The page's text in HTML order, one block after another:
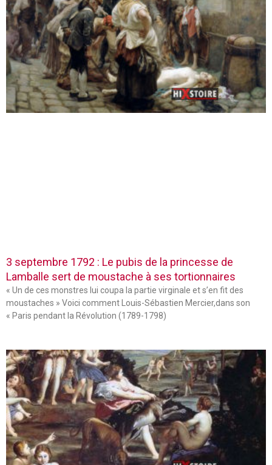
3 septembre 1792 : Le pubis de la princesse de
Lamballe sert de moustache à ses tortionnaires
« Un de ces monstres lui coupa la partie virginale et s’en fit des
moustaches » Voici comment Louis-Sébastien Mercier,dans son
« Paris pendant la Révolution (1789-1798)